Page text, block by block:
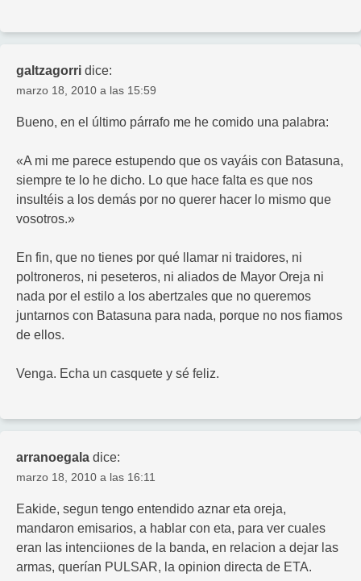
galtzagorri dice:
marzo 18, 2010 a las 15:59
Bueno, en el último párrafo me he comido una palabra:
«A mi me parece estupendo que os vayáis con Batasuna,
siempre te lo he dicho. Lo que hace falta es que nos
insultéis a los demás por no querer hacer lo mismo que
vosotros.»
En fin, que no tienes por qué llamar ni traidores, ni
poltroneros, ni peseteros, ni aliados de Mayor Oreja ni
nada por el estilo a los abertzales que no queremos
juntarnos con Batasuna para nada, porque no nos fiamos
de ellos.
Venga. Echa un casquete y sé feliz.
arranoegala dice:
marzo 18, 2010 a las 16:11
Eakide, segun tengo entendido aznar eta oreja,
mandaron emisarios, a hablar con eta, para ver cuales
eran las intenciiones de la banda, en relacion a dejar las
armas, querían PULSAR, la opinion directa de ETA.